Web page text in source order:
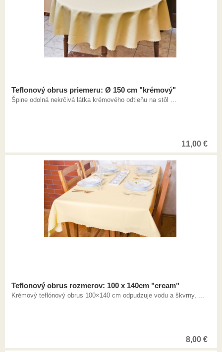
Teflonový obrus priemeru: Ø 150 cm "krémový"
Špine odolná nekrčivá látka krémového odtieňu na stôl ...
11,00 €
Teflonový obrus rozmerov: 100 x 140cm "cream"
Krémový teflónový obrus 100×140 cm odpudzuje vodu a škvrny, ...
8,00 €